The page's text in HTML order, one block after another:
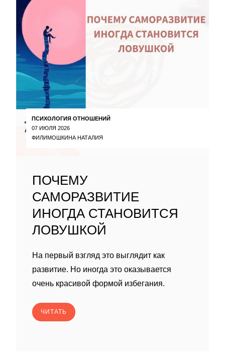
ПСИХОЛОГИЯ ОТНОШЕНИЙ
07 ИЮЛЯ 2026
ФИЛИМОШКИНА НАТАЛИЯ
ПОЧЕМУ
САМОРАЗВИТИЕ
ИНОГДА СТАНОВИТСЯ
ЛОВУШКОЙ
На первый взгляд это выглядит как
развитие. Но иногда это оказывается
очень красивой формой избегания.
ЧИТАТЬ